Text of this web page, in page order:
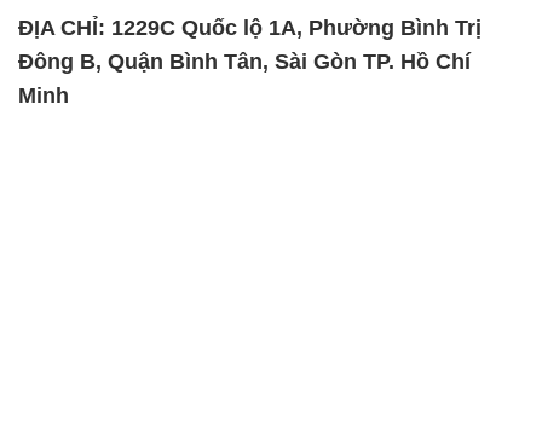
ĐỊA CHỈ: 1229C Quốc lộ 1A, Phường Bình Trị
Đông B, Quận Bình Tân, Sài Gòn TP. Hồ Chí
Minh